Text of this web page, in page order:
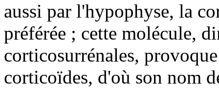
aussi par l'hypophyse, la
préférée ; cette molécule,
corticosurrénales,
corticoïdes, d'où son nom